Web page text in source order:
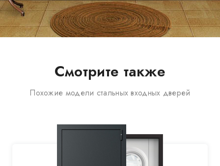
Смотрите также
Похожие модели стальных входных дверей